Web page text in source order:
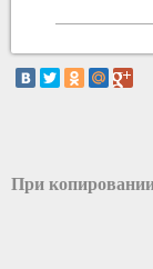
При